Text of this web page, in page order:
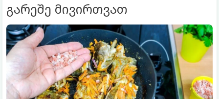
გარეშე მივირთვათ